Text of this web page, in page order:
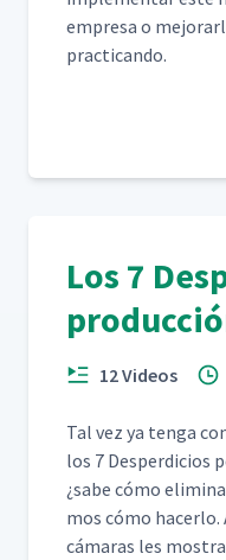
empre­sa o
practicando.
Los 7
12 Videos
Tal vez ya ten­ga
los 7 Des­perdi­cios
¿sabe cómo
mos cómo hac­er­lo.
cámaras les